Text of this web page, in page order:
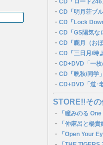
・ CD「ロード246
・ CD「明月荘ブ
・ CD「Lock
・ CD「GS陽気な
・ CD「朧月（お
・ CD「三日月/時
・ CD+DVD「一
・ CD「晩秋/同学
・ CD+DVD「道･
STORE!!そ
・
「瞳みのる
・
「仲麻呂と楊
・
「Open Your